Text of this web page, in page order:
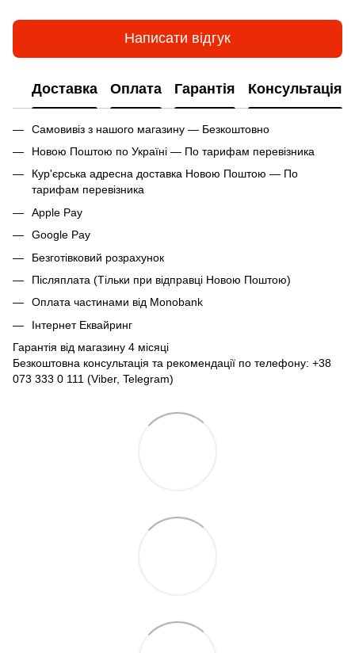
Написати відгук
Доставка Оплата Гарантія Консультація
Самовивіз з нашого магазину — Безкоштовно
Новою Поштою по Україні — По тарифам перевізника
Кур'єрська адресна доставка Новою Поштою — По
тарифам перевізника
Apple Pay
Google Pay
Безготівковий розрахунок
Післяплата (Тільки при відправці Новою Поштою)
Оплата частинами від Monobank
Інтернет Еквайринг
Гарантія від магазину 4 місяці
Безкоштовна консультація та рекомендації по телефону: +38
073 333 0 111 (Viber, Telegram)